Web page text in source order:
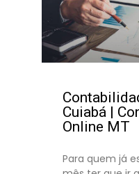
Cuiabá |
Online MT
Para quem já